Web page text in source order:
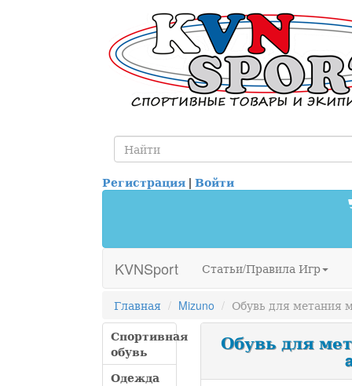
Регистрация | Войти
KVNSport Статьи/Правила Игр
Главная Mizuno
Обувь для метания
Спортивная
обувь
Одежда
Обувь для